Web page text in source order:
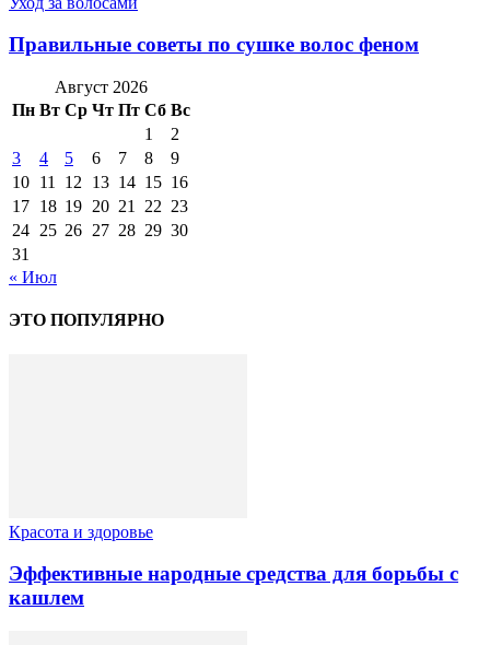
Правильные советы по сушке волос феном
Август 2026
Пн Вт Ср Чт Пт Сб Вс
1
2
3
4 5 6 7 8
9
10 11 12 13 14 15 16
17 18 19 20 21 22 23
24 25 26 27 28 29 30
31
« Июл
ЭТО ПОПУЛЯРНО
Красота и здоровье
Эффективные народные средства для борьбы с
кашлем